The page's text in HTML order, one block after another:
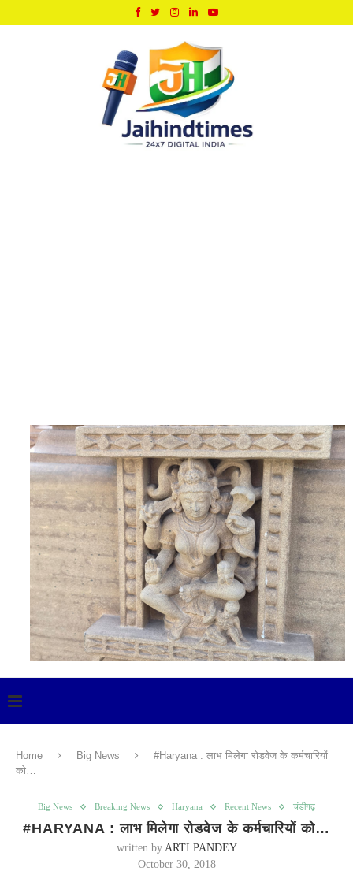
Home Big News
#Haryana : लाभ मिलेगा रोडवेज के कर्मचारियों
को…
Big News Breaking News Haryana Recent News चंडीगढ़
#HARYANA : लाभ मिलेगा रोडवेज के कर्मचारियों को…
written by ARTI PANDEY
October 30, 2018